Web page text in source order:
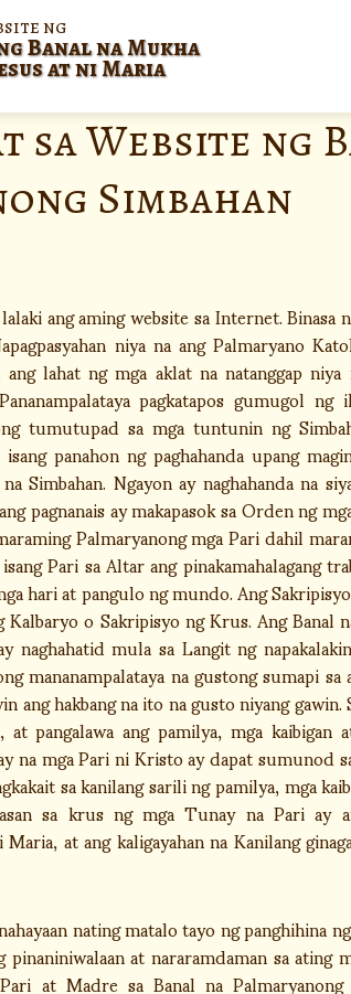
ng
Banal na Mukha
at ni Maria
sa Website ng
Simbahan
ang aming website sa Internet.
niya na ang Palmaryano
lahat ng mga aklat na natanggap
pagkatapos gumugol
tumutupad sa mga tuntunin ng
panahon ng paghahanda upang
Simbahan. Ngayon ay naghahanda na
pagnanais ay makapasok sa Orden ng
Palmaryanong mga Pari dahil
Pari sa Altar ang pinakamahalagang
hari at pangulo ng mundo. Ang
o Sakripisyo ng Krus. Ang Banal
naghahatid mula sa Langit ng
mananampalataya na gustong sumapi
ang hakbang na ito na gusto niyang
pangalawa ang pamilya, mga
na mga Pari ni Kristo ay dapat sumunod
sa kanilang sarili ng pamilya, mga
sa krus ng mga Tunay na Pari ay
at ang kaligayahan na Kanilang
nating matalo tayo ng panghihina
at nararamdaman sa
at Madre sa Banal na